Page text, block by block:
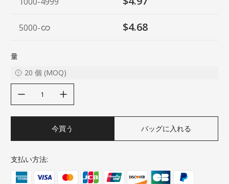
5000- $4.68
量
20 個 (MOQ)
今買う バッグに入れる
支払い方法: